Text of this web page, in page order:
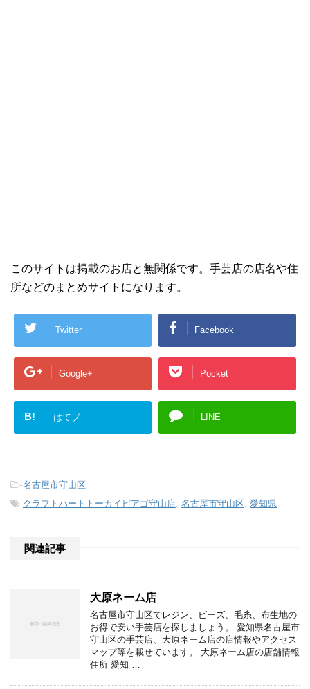
このサイトは掲載のお店と無関係です。手芸店の店名や住
所などのまとめサイトになります。
Twitter Facebook
Google+ Pocket
B! はてブ LINE
-名古屋市守山区
-クラフトハートトーカイピアゴ守山店 名古屋市守山区 愛知県
関連記事
大原ネーム店
名古屋市守山区でレジン、ビーズ、毛糸、布生地の
お得で安い手芸店を探しましょう。 愛知県名古屋市
守山区の手芸店、大原ネーム店の店情報やアクセス
マップ等を載せています。 大原ネーム店の店舗情報
住所 愛知 …